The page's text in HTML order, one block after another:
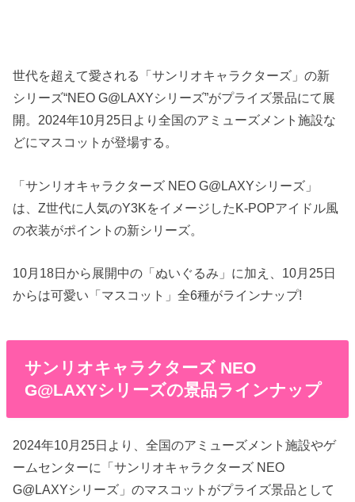
世代を超えて愛される「サンリオキャラクターズ」の新
シリーズ“NEO G@LAXYシリーズ”がプライズ景品にて展
開。2024年10月25日より全国のアミューズメント施設な
どにマスコットが登場する。
「サンリオキャラクターズ NEO G@LAXYシリーズ」
は、Z世代に人気のY3KをイメージしたK-POPアイドル風
の衣装がポイントの新シリーズ。
10月18日から展開中の「ぬいぐるみ」に加え、10月25日
からは可愛い「マスコット」全6種がラインナップ!
サンリオキャラクターズ NEO
G@LAXYシリーズの景品ラインナップ
2024年10月25日より、全国のアミューズメント施設やゲ
ームセンターに「サンリオキャラクターズ NEO
G@LAXYシリーズ」のマスコットがプライズ景品として